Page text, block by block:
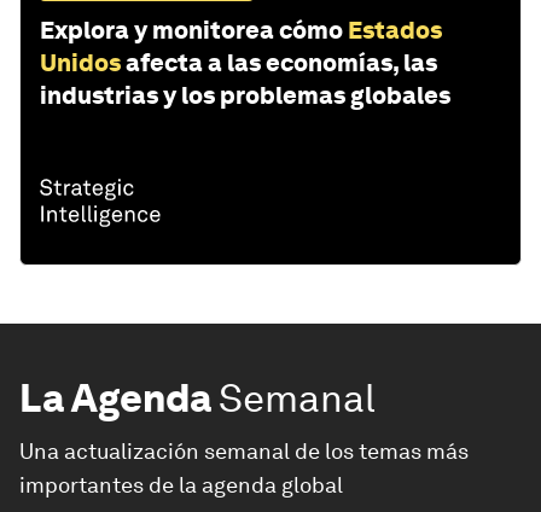
Explora y monitorea cómo Estados
Unidosafecta a las economías, las
industrias y los problemas globales
La AgendaSemanal
Una actualización semanal de los temas más
importantes de la agenda global